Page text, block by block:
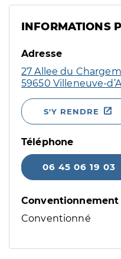
INFORMATIONS
Adresse
27 Allee du
59650 Villeneuve-
S'Y RENDRE
Téléphone
06 45 06 19 03
Conventionnement
Conventionné